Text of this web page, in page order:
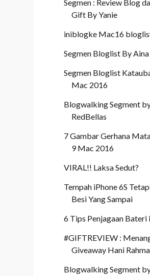
Segmen : Review Blog
Gift By Yanie
iniblogke Mac16
Segmen Bloglist By Aina
Segmen Bloglist
Mac 2016
Blogwalking Segment
RedBellas
7 Gambar Gerhana
9 Mac 2016
VIRAL!! Laksa Sedut?
Tempah iPhone 6S
Besi Yang Sampai
6 Tips Penjagaan Bateri
#GIFTREVIEW :
Giveaway Hani
Blogwalking Segment